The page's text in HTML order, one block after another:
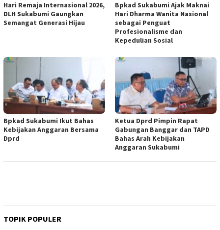
Hari Remaja Internasional 2026,
DLH Sukabumi Gaungkan
Semangat Generasi Hijau
Bpkad Sukabumi Ajak Maknai
Hari Dharma Wanita Nasional
sebagai Penguat
Profesionalisme dan
Kepedulian Sosial
Bpkad Sukabumi Ikut Bahas
Kebijakan Anggaran Bersama
Dprd
Ketua Dprd Pimpin Rapat
Gabungan Banggar dan TAPD
Bahas Arah Kebijakan
Anggaran Sukabumi
TOPIK POPULER